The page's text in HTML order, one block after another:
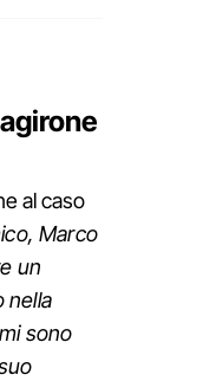
al caso
Marco
un
nella
sono